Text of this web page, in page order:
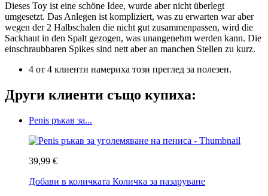
Dieses Toy ist eine schöne Idee, wurde aber nicht überlegt
umgesetzt. Das Anlegen ist kompliziert, was zu erwarten war aber
wegen der 2 Halbschalen die nicht gut zusammenpassen, wird die
Sackhaut in den Spalt gezogen, was unangenehm werden kann. Die
einschraubbaren Spikes sind nett aber an manchen Stellen zu kurz.
4 от 4 клиенти намериха този преглед за полезен.
Други клиенти също купиха:
Penis ръкав за...
39,99 €
Добави в количката Количка за пазаруване